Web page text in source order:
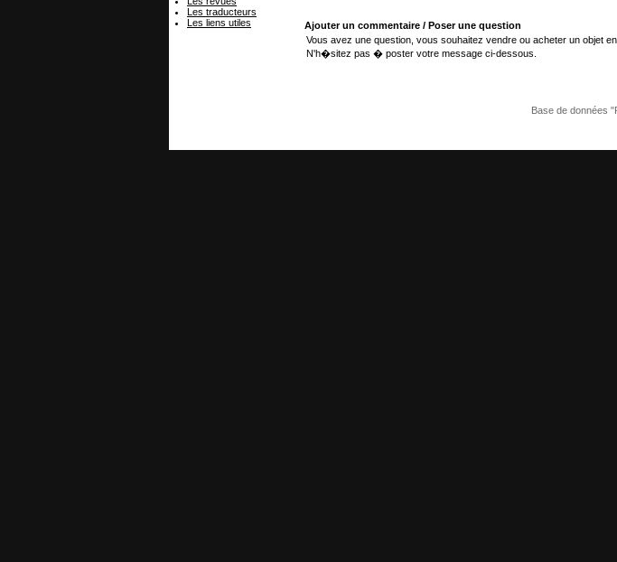
Ajouter un commentaire / Poser une question
Vous avez une question, vous souhaitez vendre ou acheter un objet
N'h�sitez pas � poster votre message ci-dessous.
Les traducteurs
Les liens utiles
Base de données